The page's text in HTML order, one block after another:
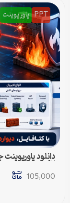
PPT پاورپوینت
دانلود
ارائه و پروژه
105,000